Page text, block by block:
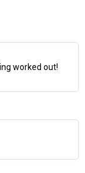
worked out!